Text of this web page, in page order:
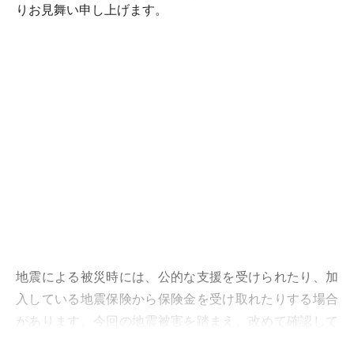
りお見舞い申し上げます。
地震による被災時には、公的な支援を受けられたり、加
入している地震保険から保険金を受け取れたりする場合
があります。今回の地震被害を踏まえ、改めて確認して